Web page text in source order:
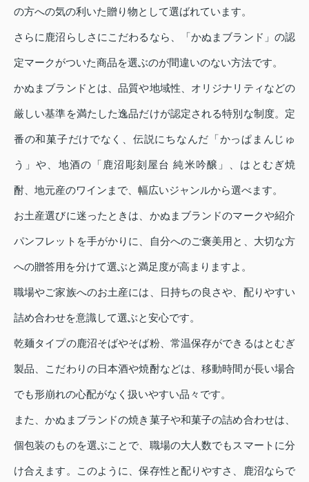
の方への気の利いた贈り物として選ばれています。
さらに鹿沼らしさにこだわるなら、「かぬまブランド」の認
定マークがついた商品を選ぶのが間違いのない方法です。
かぬまブランドとは、品質や地域性、オリジナリティなどの
厳しい基準を満たした逸品だけが認定される特別な制度。定
番の和菓子だけでなく、伝説にちなんだ「かっぱまんじゅ
う」や、地酒の「鹿沼彫刻屋台 純米吟醸」、はとむぎ焼
酎、地元産のワインまで、幅広いジャンルから選べます。
お土産選びに迷ったときは、かぬまブランドのマークや紹介
パンフレットを手がかりに、自分へのご褒美用と、大切な方
への贈答用を分けて選ぶと満足度が高まりますよ。
職場やご家族へのお土産には、日持ちの良さや、配りやすい
詰め合わせを意識して選ぶと安心です。
乾麺タイプの鹿沼そばやそば粉、常温保存ができるはとむぎ
製品、こだわりの日本酒や焼酎などは、移動時間が長い場合
でも形崩れの心配がなく扱いやすい品々です。
また、かぬまブランドの焼き菓子や和菓子の詰め合わせは、
個包装のものを選ぶことで、職場の大人数でもスマートに分
け合えます。このように、保存性と配りやすさ、鹿沼ならで